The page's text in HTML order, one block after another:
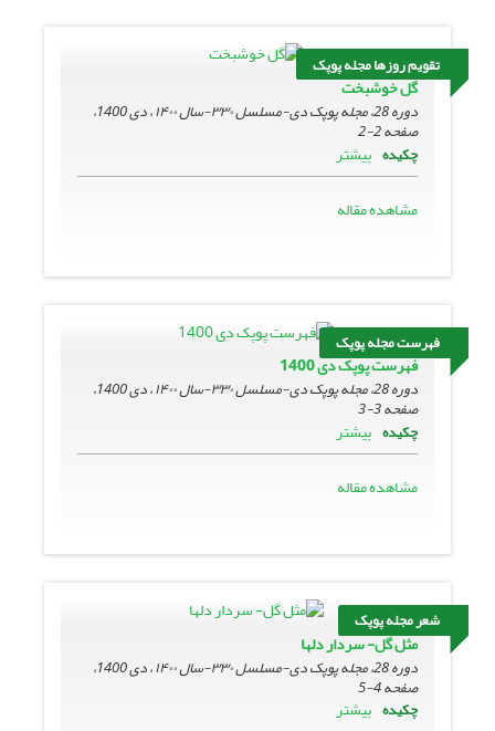
تقویم روزها مجله پوپک
گل خوشبخت
دوره 28، مجله پوپک دی-مسلسل ۳۳۰-سال ۱۴۰۰ ، دی 1400،
صفحه2-2
چکیده بیشتر
مشاهده مقاله
فهرست مجله پوپک
فهرست پوپک دی 1400
دوره 28، مجله پوپک دی-مسلسل ۳۳۰-سال ۱۴۰۰ ، دی 1400،
صفحه3-3
چکیده بیشتر
مشاهده مقاله
شعر مجله پوپک
مثل گل- سردار دلها
دوره 28، مجله پوپک دی-مسلسل ۳۳۰-سال ۱۴۰۰ ، دی 1400،
صفحه4-5
چکیده بیشتر